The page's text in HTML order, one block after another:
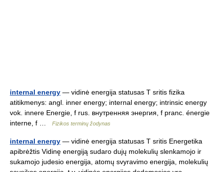
internal energy — vidinė energija statusas T sritis fizika
atitikmenys: angl. inner energy; internal energy; intrinsic energy
vok. innere Energie, f rus. внутренняя энергия, f pranc. énergie
interne, f …
Fizikos terminų žodynas
internal energy — vidinė energija statusas T sritis Energetika
apibrėžtis Vidinę energiją sudaro dujų molekulių slenkamojo ir
sukamojo judesio energija, atomų svyravimo energija, molekulių